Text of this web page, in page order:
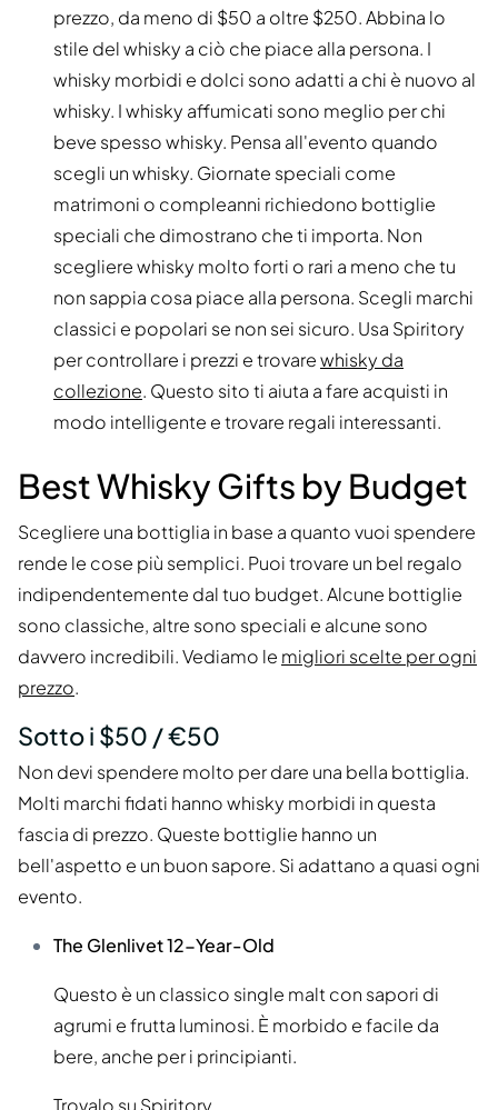
prezzo, da meno di $50 a oltre $250. Abbina lo
stile del whisky a ciò che piace alla persona. I
whisky morbidi e dolci sono adatti a chi è nuovo al
whisky. I whisky affumicati sono meglio per chi
beve spesso whisky. Pensa all'evento quando
scegli un whisky. Giornate speciali come
matrimoni o compleanni richiedono bottiglie
speciali che dimostrano che ti importa. Non
scegliere whisky molto forti o rari a meno che tu
non sappia cosa piace alla persona. Scegli marchi
classici e popolari se non sei sicuro. Usa Spiritory
per controllare i prezzi e trovarewhisky da
collezione. Questo sito ti aiuta a fare acquisti in
modo intelligente e trovare regali interessanti.
Best Whisky Gifts by Budget
Scegliere una bottiglia in base a quanto vuoi spendere
rende le cose più semplici. Puoi trovare un bel regalo
indipendentemente dal tuo budget. Alcune bottiglie
sono classiche, altre sono speciali e alcune sono
davvero incredibili. Vediamo le migliori scelte per ogni
prezzo.
Sotto i $50 / €50
Non devi spendere molto per dare una bella bottiglia.
Molti marchi fidati hanno whisky morbidi in questa
fascia di prezzo. Queste bottiglie hanno un
bell'aspetto e un buon sapore. Si adattano a quasi ogni
evento.
The Glenlivet 12-Year-Old
Questo è un classico single malt con sapori di
agrumi e frutta luminosi. È morbido e facile da
bere, anche per i principianti.